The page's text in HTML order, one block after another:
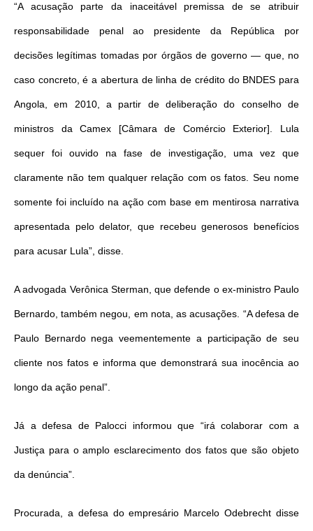
“A acusação parte da inaceitável premissa de se atribuir
responsabilidade penal ao presidente da República por
decisões legítimas tomadas por órgãos de governo — que, no
caso concreto, é a abertura de linha de crédito do BNDES para
Angola, em 2010, a partir de deliberação do conselho de
ministros da Camex [Câmara de Comércio Exterior]. Lula
sequer foi ouvido na fase de investigação, uma vez que
claramente não tem qualquer relação com os fatos. Seu nome
somente foi incluído na ação com base em mentirosa narrativa
apresentada pelo delator, que recebeu generosos benefícios
para acusar Lula”, disse.
A advogada Verônica Sterman, que defende o ex-ministro Paulo
Bernardo, também negou, em nota, as acusações. “A defesa de
Paulo Bernardo nega veementemente a participação de seu
cliente nos fatos e informa que demonstrará sua inocência ao
longo da ação penal”.
Já a defesa de Palocci informou que “irá colaborar com a
Justiça para o amplo esclarecimento dos fatos que são objeto
da denúncia”.
Procurada, a defesa do empresário Marcelo Odebrecht disse